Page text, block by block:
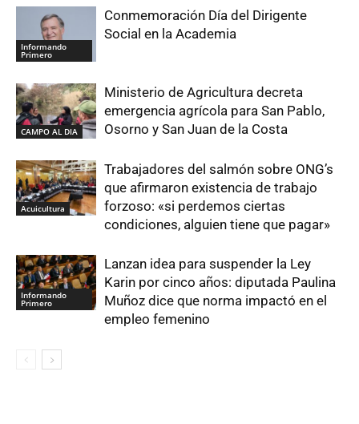
Informando
Primero
Conmemoración Día del Dirigente
Social en la Academia
CAMPO AL DIA
Ministerio de Agricultura decreta
emergencia agrícola para San Pablo,
Osorno y San Juan de la Costa
Acuicultura
Trabajadores del salmón sobre ONG’s
que afirmaron existencia de trabajo
forzoso: «si perdemos ciertas
condiciones, alguien tiene que pagar»
Informando
Primero
Lanzan idea para suspender la Ley
Karin por cinco años: diputada Paulina
Muñoz dice que norma impactó en el
empleo femenino